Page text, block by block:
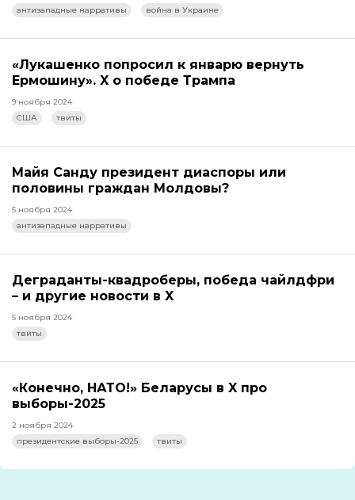
антизападные нарративы
война в Украине
«Лукашенко попросил к январю вернуть
Ермошину». X о победе Трампа
9 ноября 2024
США
твиты
Майя Санду президент диаспоры или
половины граждан Молдовы?
5 ноября 2024
антизападные нарративы
Деграданты-квадроберы, победа чайлдфри
– и другие новости в X
5 ноября 2024
твиты
«Конечно, НАТО!» Беларусы в X про
выборы-2025
2 ноября 2024
президентские выборы-2025
твиты